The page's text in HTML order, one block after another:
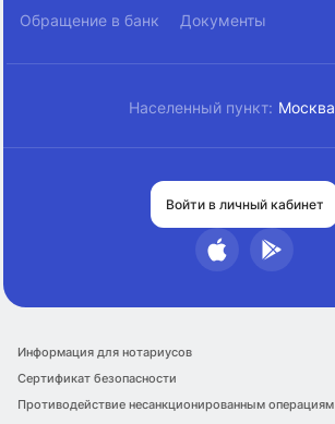
Обращение в банк Документы
Населенный пункт: Москва
Войти в личный кабинет
Информация для нотариусов
Сертификат безопасности
Противодействие несанкционированным